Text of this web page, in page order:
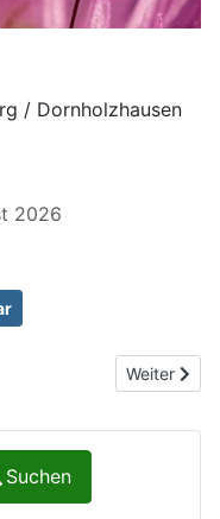
/ Dornholzhausen
2026
Nächster
Weiter
Suchen